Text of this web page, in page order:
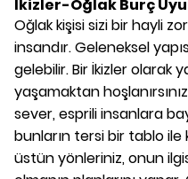
İkizler-Oğlak Burç
Oğlak kişisi sizi bir hayli
insandır. Geleneksel
gelebilir. Bir İkizler olarak
yaşamaktan
sever, esprili insanlara
bunların tersi bir tablo ile
üstün yönleriniz, onun